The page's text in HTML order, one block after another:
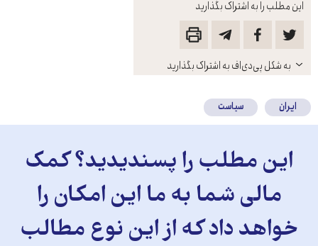
این مطلب را به اشتراک بگذارید
باز
کنید
به شکل پی‌دی‌اف به اشتراک بگذارید
ایران سیاست
این مطلب را پسندیدید؟ کمک
مالی شما به ما این امکان را
خواهد داد که از این نوع مطالب